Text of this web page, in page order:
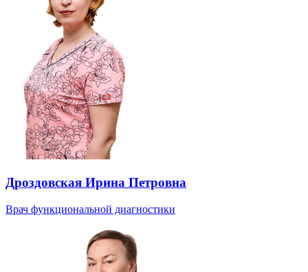
Дроздовская Ирина Петровна
Врач функциональной диагностики